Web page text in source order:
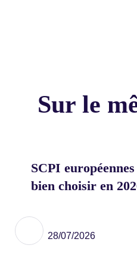
Sur le
SCPI
bien choisir en
28/07/2026